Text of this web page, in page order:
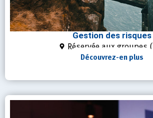
Gestion des risques
Réservée aux groupes
Découvrez-en plus